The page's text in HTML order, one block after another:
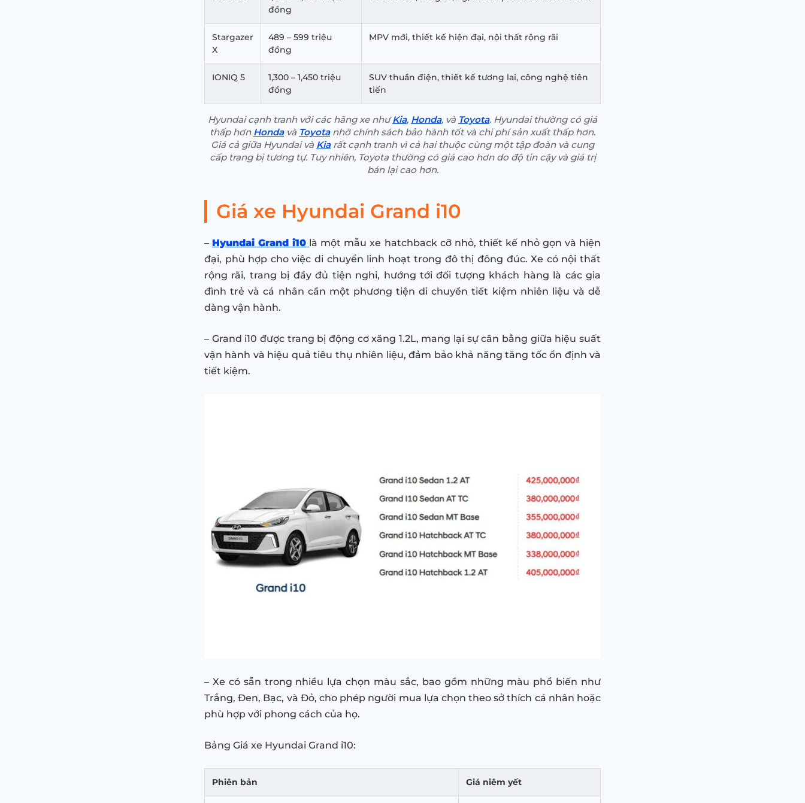
đồng
Stargazer
X
489 – 599 triệu
đồng
MPV mới, thiết kế hiện đại, nội thất rộng rãi
IONIQ 5
1,300 – 1,450 triệu
đồng
SUV thuần điện, thiết kế tương lai, công nghệ tiên
tiến
Hyundai cạnh tranh với các hãng xe nhưKia, Honda, và Toyota. Hyundai thường có giá
thấp hơn Hondavà Toyotanhờ chính sách bảo hành tốt và chi phí sản xuất thấp hơn.
Giá cả giữa Hyundai và Kiarất cạnh tranh vì cả hai thuộc cùng một tập đoàn và cung
cấp trang bị tương tự. Tuy nhiên, Toyota thường có giá cao hơn do độ tin cậy và giá trị
bán lại cao hơn.
Giá xe Hyundai Grand i10
– Hyundai Grand i10 là một mẫu xe hatchback cỡ nhỏ, thiết kế nhỏ gọn và hiện
đại, phù hợp cho việc di chuyển linh hoạt trong đô thị đông đúc. Xe có nội thất
rộng rãi, trang bị đầy đủ tiện nghi, hướng tới đối tượng khách hàng là các gia
đình trẻ và cá nhân cần một phương tiện di chuyển tiết kiệm nhiên liệu và dễ
dàng vận hành.
– Grand i10 được trang bị động cơ xăng 1.2L, mang lại sự cân bằng giữa hiệu suất
vận hành và hiệu quả tiêu thụ nhiên liệu, đảm bảo khả năng tăng tốc ổn định và
tiết kiệm.
– Xe có sẵn trong nhiều lựa chọn màu sắc, bao gồm những màu phổ biến như
Trắng, Đen, Bạc, và Đỏ, cho phép người mua lựa chọn theo sở thích cá nhân hoặc
phù hợp với phong cách của họ.
Bảng Giá xe Hyundai Grand i10:
Phiên bản Giá niêm yết